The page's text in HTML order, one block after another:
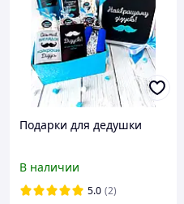
Подарки для дедушки
В наличии
5.0 (2)